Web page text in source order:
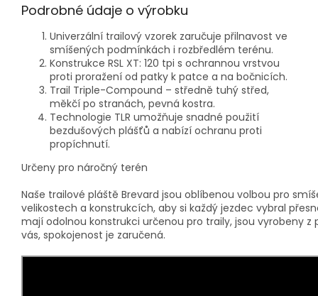
Podrobné údaje o výrobku
Univerzální trailový vzorek zaručuje přilnavost ve
smíšených podmínkách i rozbředlém terénu.
Konstrukce RSL XT: 120 tpi s ochrannou vrstvou
proti proražení od patky k patce a na bočnicích.
Trail Triple-Compound – středně tuhý střed,
měkčí po stranách, pevná kostra.
Technologie TLR umožňuje snadné použití
bezdušových plášťů a nabízí ochranu proti
propíchnutí.
Určeny pro náročný terén
Naše trailové pláště Brevard jsou oblíbenou volbou pro
velikostech a konstrukcích, aby si každý jezdec vybral
mají odolnou konstrukci určenou pro traily, jsou vyrobeny
vás, spokojenost je zaručená.